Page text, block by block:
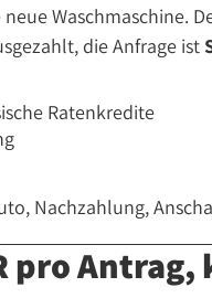
Waschmaschine.
die Anfrage ist
Ratenkredite
Nachzahlung,
pro Antrag,